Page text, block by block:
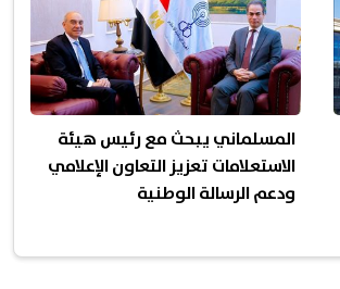
المسلماني يبحث مع رئيس هيئة
الاستعلامات تعزيز التعاون الإعلامي
ودعم الرسالة الوطنية